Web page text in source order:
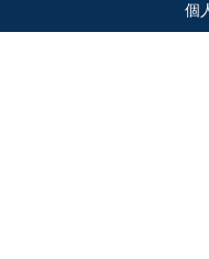
個